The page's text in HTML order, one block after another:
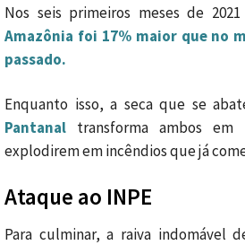
Nos seis primeiros meses de 2021
Amazônia foi 17% maior que no
passado.
Enquanto isso, a seca que se
Pantanal transforma ambos em
explodirem em incêndios que já
Ataque ao INPE
Para culminar, a raiva indomável